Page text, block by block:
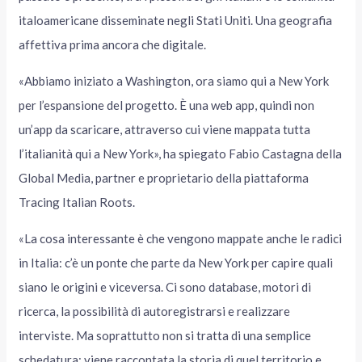
italoamericane disseminate negli Stati Uniti. Una geografia
affettiva prima ancora che digitale.
«Abbiamo iniziato a Washington, ora siamo qui a New York
per l’espansione del progetto. È una web app, quindi non
un’app da scaricare, attraverso cui viene mappata tutta
l’italianità qui a New York», ha spiegato Fabio Castagna della
Global Media, partner e proprietario della piattaforma
Tracing Italian Roots.
«La cosa interessante è che vengono mappate anche le radici
in Italia: c’è un ponte che parte da New York per capire quali
siano le origini e viceversa. Ci sono database, motori di
ricerca, la possibilità di autoregistrarsi e realizzare
interviste. Ma soprattutto non si tratta di una semplice